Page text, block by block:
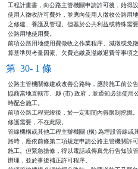
工程計畫書，向公路主管機關申請許可後，始得
使用人徵收許可費外，並應向使用人徵收公路用
之修建、養護及管理。但基於公共利益或特殊需
公路用地使用費。
前項公路用地使用費徵收之作業程序、減徵或免
算基準與考量因素、欠費追繳及溢繳退費等事項
第 30- 1 條
公路主管機關修建或改善公路時，應於施工前公
協商當地直轄市、縣 (市) 政府，並通知必須使用
時配合施工。
前項公路工程完竣後，於一定期間內得限制挖掘
修護需要，不在此限
管線機構或其他工程主辦機關 (構) 為埋設管線或
路時，應依前條第二項規定申請公路主管機關許
施工。但緊急搶修，得以電話或傳真先行告知該
辦理，並於事後補正許可程